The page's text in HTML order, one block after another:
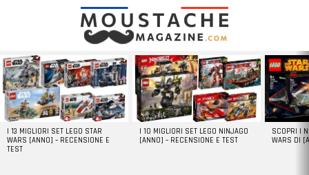
LATEST
STORIES
I 13 MIGLIORI SET LEGO STAR
WARS [ANNO] – RECENSIONE E
TEST
I 10 MIGLIORI SET LEGO NINJAGO
[ANNO] – RECENSIONE E TEST
SCOPRI I
WARS DI